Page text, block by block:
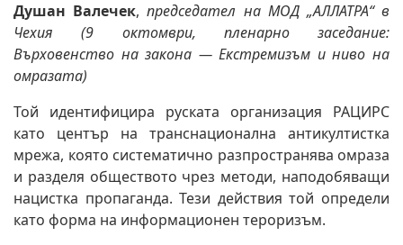
Душан Валечек,председател на МОД „АЛЛАТРА“ в
Чехия (9 октомври, пленарно заседание:
Върховенство на закона — Екстремизъм и ниво на
омразата)
Той идентифицира руската организация РАЦИРС
като център на транснационална антикултистка
мрежа, която систематично разпространява омраза
и разделя обществото чрез методи, наподобяващи
нацистка пропаганда. Тези действия той определи
като форма на информационен тероризъм.